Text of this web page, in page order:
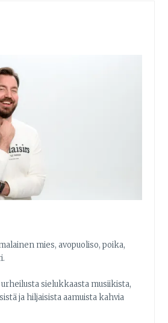
mies, avopuoliso, poika,
sielukkaasta musiikista,
ja hiljaisista aamuista kahvia